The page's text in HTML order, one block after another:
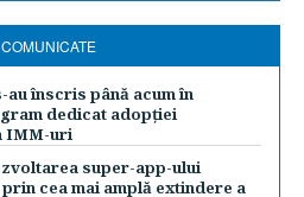
au înscris până acum în
dedicat adopției
IMM-uri
super-app-ului
cea mai amplă extindere a